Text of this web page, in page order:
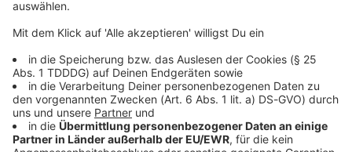
DAS KÖNNTE DICH AUCH INTERESSIEREN
Stars